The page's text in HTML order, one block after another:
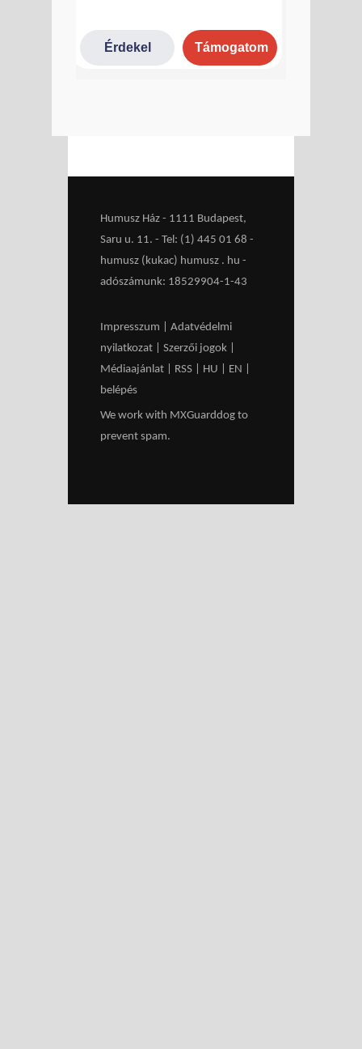
Humusz Ház - 1111 Budapest,
Saru u. 11. - Tel: (1) 445 01 68 -
humusz (kukac) humusz . hu -
adószámunk: 18529904-1-43
Impresszum
Adatvédelmi
nyilatkozat
Szerzői jogok
Médiaajánlat
RSS HU EN
belépés
We work with MXGuarddog to
prevent spam.